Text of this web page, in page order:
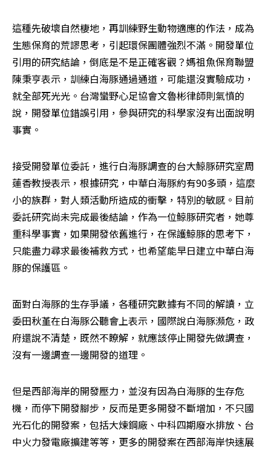
這種先破壞自然棲地，再訓練野生動物適應的作法，成為
生態保育的荒謬思考，引起環保團體強烈不滿。開發單位
引用的研究結論，倒底是不是正確客觀？媽祖魚保育聯盟
陳秉亨表示，訓練白海豚通過通道，可能還沒實驗成功，
就全部死光光。台灣蠻野心足協會文魯彬律師則氣憤的
說，開發單位錯誤引用，參與研究的科學家沒有出面說明
事實。
接受開發單位委託，進行白海豚調查的台大鯨豚研究室周
蓮香教授表示，根據研究，中華白海豚約有90多頭，這麼
小的族群，對人類活動所造成的衝擊，特別的敏感。目前
委託研究尚未完成最後結論，作為一位鯨豚研究者，她尊
重科學事實，如果開發依舊進行，在保護鯨豚的思考下，
只能盡力尋求最後補救方式，也希望能早日建立中華白海
豚的保護區。
面對白海豚的生存爭議，各種研究數據有不同的解讀，立
委田秋堇在白海豚公聽會上表示，國際說白海豚瀕危，政
府還說不清楚，既然不瞭解，就應該停止開發先做調查，
沒有一邊調查一邊開發的道理。
但是西部海岸的開發壓力，並沒有因為白海豚的生存危
機，而停下開發腳步，反而是更多開發不斷增加，不只國
光石化的開發案，包括大煉鋼廠、中科四期廢水排放、台
中火力發電廠擴建等等，更多的開發案在西部海岸快速展